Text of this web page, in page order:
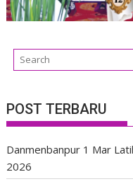
POST TERBARU
Danmenbanpur 1 Mar
2026